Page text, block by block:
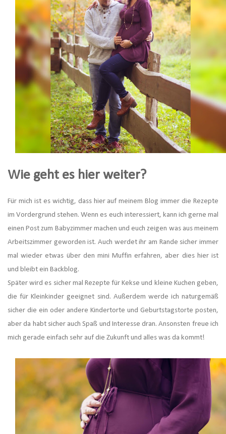
Wie geht es hier weiter?
Für mich ist es wichtig, dass hier auf meinem Blog immer die Rezepte
im Vordergrund stehen. Wenn es euch interessiert, kann ich gerne mal
einen Post zum Babyzimmer machen und euch zeigen was aus meinem
Arbeitszimmer geworden ist. Auch werdet ihr am Rande sicher immer
mal wieder etwas über den mini Muffin erfahren, aber dies hier ist
und bleibt ein Backblog.
Später wird es sicher mal Rezepte für Kekse und kleine Kuchen geben,
die für Kleinkinder geeignet sind. Außerdem werde ich naturgemäß
sicher die ein oder andere Kindertorte und Geburtstagstorte posten,
aber da habt sicher auch Spaß und Interesse dran. Ansonsten freue ich
mich gerade einfach sehr auf die Zukunft und alles was da kommt!